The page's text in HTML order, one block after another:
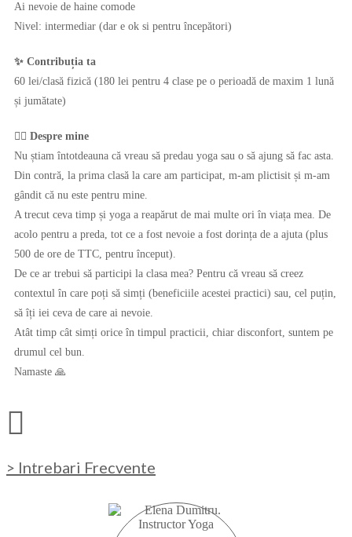
Ai nevoie de haine comode
Nivel: intermediar (dar e ok si pentru începători)
✨ Contribuția ta
60 lei/clasă fizică (180 lei pentru 4 clase pe o perioadă de maxim 1 lună
și jumătate)
🧘‍♀️ Despre mine
Nu știam întotdeauna că vreau să predau yoga sau o să ajung să fac asta.
Din contră, la prima clasă la care am participat, m-am plictisit și m-am
gândit că nu este pentru mine.
A trecut ceva timp și yoga a reapărut de mai multe ori în viața mea. De
acolo pentru a preda, tot ce a fost nevoie a fost dorința de a ajuta (plus
500 de ore de TTC, pentru început).
De ce ar trebui să participi la clasa mea? Pentru că vreau să creez
contextul în care poți să simți (beneficiile acestei practici) sau, cel puțin,
să îți iei ceva de care ai nevoie.
Atât timp cât simți orice în timpul practicii, chiar disconfort, suntem pe
drumul cel bun.
Namaste 🙏
> Intrebari Frecvente